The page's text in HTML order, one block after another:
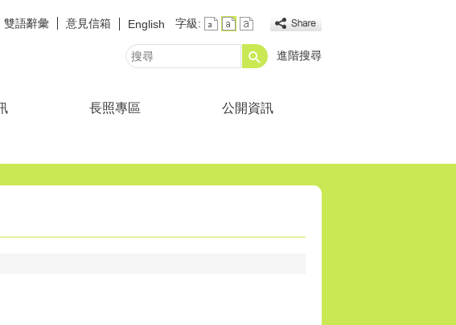
雙語辭彙 意見信箱 English 字級:
搜
進階搜尋
長照專區 公開資訊